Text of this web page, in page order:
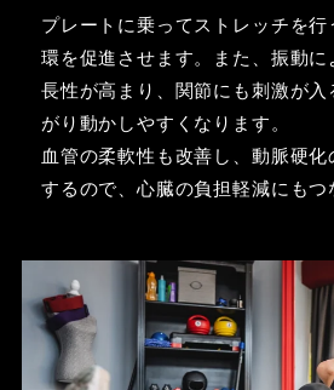
プレートに乗ってストレッチを
環を促進させます。また、振動
長性が高まり、関節にも刺激が
がり動かしやすくなります。
血管の柔軟性も改善し、動脈硬
するので、心臓の負担軽減にもつ